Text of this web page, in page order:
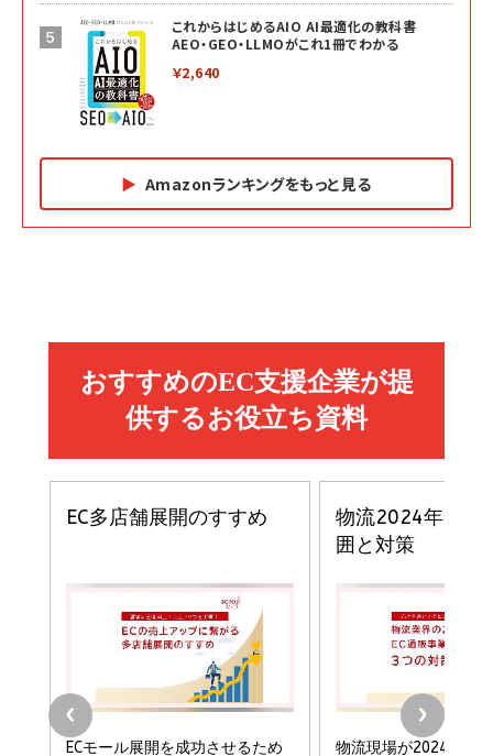
これからはじめるAIO AI最適化の教科書
AEO・GEO・LLMOがこれ1冊でわかる
￥2,640
Amazonランキングをもっと見る
副業
￥1,870
小さな会社は戦略が9割
ドリルを売るには穴を売れ
Brand Shift(ブランド・シフト): 「信頼」で選ばれ
る時代の成長戦略
￥2,420
マーケティングの真実 P&G・グリコで学んだ失敗
と成長の法則
￥2,200
カラダ2026／宮舘涼太]
￥880
anan(アンアン)2026/06/24号 No.2500増刊
スペシャルエディション[王道エンタメの矜持／
￥1,100
anan(アンアン)2026/07/08号 No.2502[2026
年後半、あなたの恋と運命／山田涼介]
￥880
ママ投資家が育休中に１億貯めた株式投資
￥1,870
組織の成果を最大化する ルールのデザイン
￥1,980
イシューからはじめよ［改訂版］――知的生産の「シンプ
ルな本質」
￥2,200
経営メモ 16年の起業家人生で得た知見
影響力の武器［新版］：人を動かす七つの原理
￥3,190
フィードバック経営 「沈黙の組織」から「高め合う
組織」へ